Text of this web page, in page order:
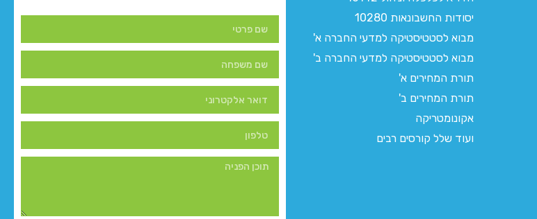
יסודות החשבונאות 10280
מבוא לסטטיסטיקה למדעי החברה א'
מבוא לסטטיסטיקה למדעי החברה ב'
תורת המחירים א'
תורת המחירים ב'
אקונומטריקה
ועוד שלל קורסים רבים